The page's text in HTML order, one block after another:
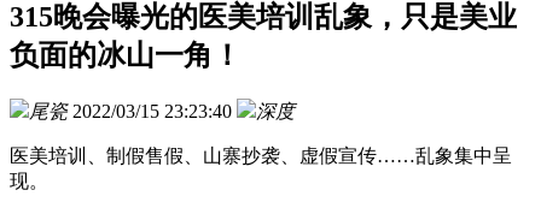
315晚会曝光的医美培训乱象，只是美业
负面的冰山一角！
尾瓷 2022/03/15 23:23:40 深度
医美培训、制假售假、山寨抄袭、虚假宣传……乱象集中呈
现。